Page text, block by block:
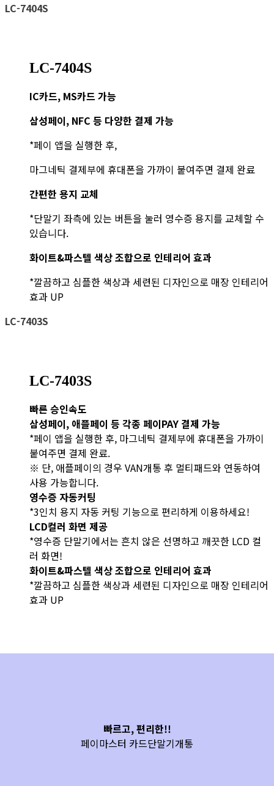
LC-7404S
LC-7404S
IC카드, MS카드 가능
​삼성페이, NFC 등 다양한 결제 가능
*페이 앱을 실행한 후,
마그네틱 결제부에 휴대폰을 가까이 붙여주면 결제 완료
​간편한 용지 교체
*단말기 좌측에 있는 버튼을 눌러 영수증 용지를 교체할 수
있습니다.
​화이트&파스텔 색상 조합으로 인테리어 효과
*깔끔하고 심플한 색상과 세련된 디자인으로 매장 인테리어
효과 UP
LC-7403S
LC-7403S
빠른 승인속도
삼성페이, 애플페이 등 각종 페이PAY 결제 가능
*페이 앱을 실행한 후, 마그네틱 결제부에 휴대폰을 가까이
붙여주면 결제 완료.
※ 단, 애플페이의 경우 VAN개통 후 멀티패드와 연동하여
사용 가능합니다.
영수증 자동커팅
*3인치 용지 자동 커팅 기능으로 편리하게 이용하세요!
LCD컬러 화면 제공
*영수증 단말기에서는 흔치 않은 선명하고 깨끗한 LCD 컬
러 화면!
화이트&파스텔 색상 조합으로 인테리어 효과
*깔끔하고 심플한 색상과 세련된 디자인으로 매장 인테리어
효과 UP
빠르고, 편리한!!
페이마스터 카드단말기개통